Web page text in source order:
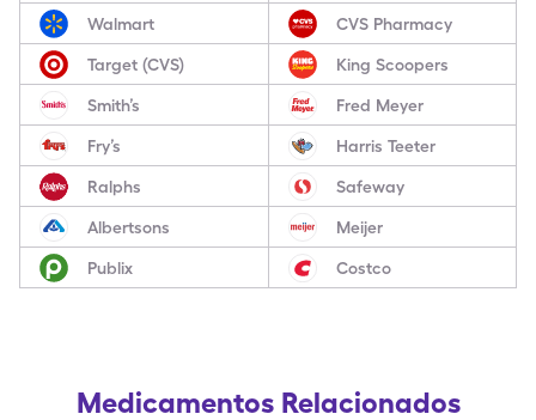
Walmart CVS Pharmacy
Target (CVS) King Scoopers
Smith’s Fred Meyer
Fry’s Harris Teeter
Ralphs Safeway
Albertsons Meijer
Publix Costco
Medicamentos Relacionados